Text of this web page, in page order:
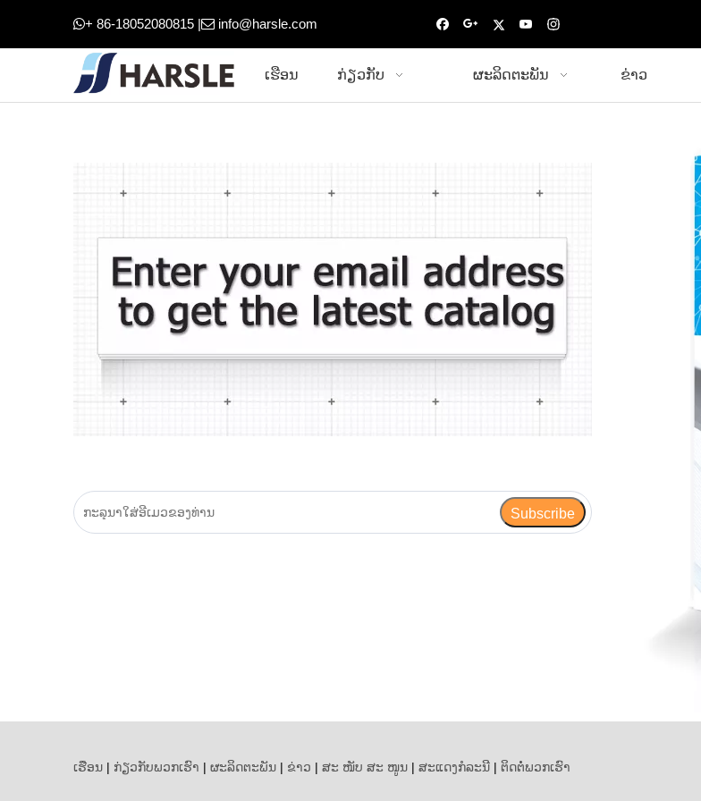
+ 86-18052080815 | info@harsle.com
ເຮືອນ ກ່ຽວກັບ ຜະລິດຕະພັນ ຂ່າວ
Subscribe
ເຮືອນ | ກ່ຽວ​ກັບ​ພວກ​ເຮົາ | ຜະລິດຕະພັນ | ຂ່າວ | ສະ ໜັບ ສະ ໜູນ | ສະແດງກໍລະນີ | ຕິດ​ຕໍ່​ພວກ​ເຮົາ